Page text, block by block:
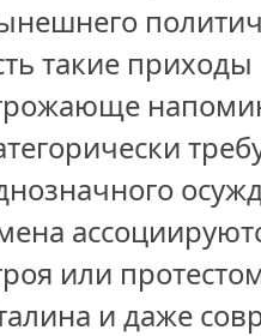
такие
или
и даже